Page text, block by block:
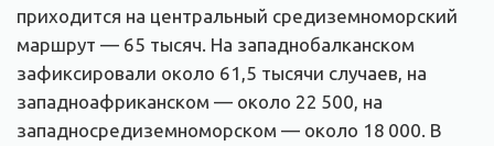
приходится на центральный средиземноморский
маршрут — 65 тысяч. На западнобалканском
зафиксировали около 61,5 тысячи случаев, на
западноафриканском — около 22 500, на
западносредиземноморском — около 18 000. В